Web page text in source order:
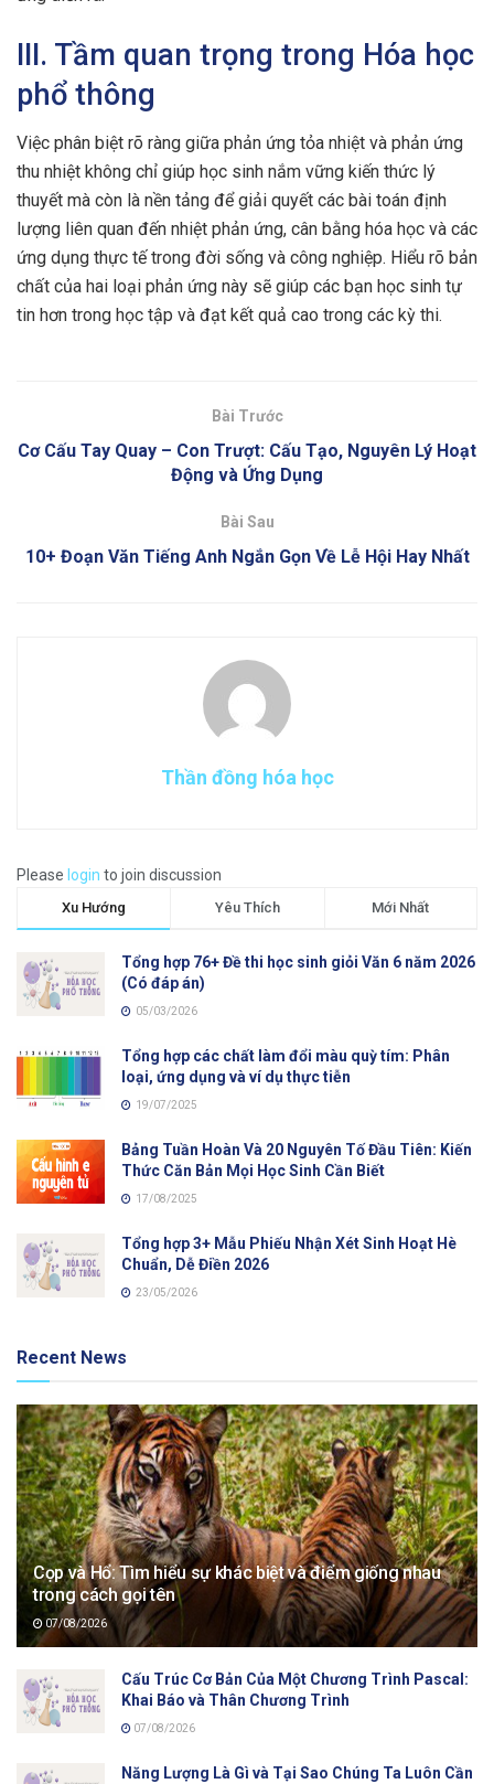
III. Tầm quan trọng trong Hóa học
phổ thông
Việc phân biệt rõ ràng giữa phản ứng tỏa nhiệt và phản ứng
thu nhiệt không chỉ giúp học sinh nắm vững kiến thức lý
thuyết mà còn là nền tảng để giải quyết các bài toán định
lượng liên quan đến nhiệt phản ứng, cân bằng hóa học và các
ứng dụng thực tế trong đời sống và công nghiệp. Hiểu rõ bản
chất của hai loại phản ứng này sẽ giúp các bạn học sinh tự
tin hơn trong học tập và đạt kết quả cao trong các kỳ thi.
Bài Trước
Cơ Cấu Tay Quay – Con Trượt: Cấu Tạo, Nguyên Lý Hoạt
Động và Ứng Dụng
Bài Sau
10+ Đoạn Văn Tiếng Anh Ngắn Gọn Về Lễ Hội Hay Nhất
Thần đồng hóa học
Please login to join discussion
Xu Hướng Yêu Thích Mới Nhất
Tổng hợp 76+ Đề thi học sinh giỏi Văn 6 năm 2026
(Có đáp án)
05/03/2026
Tổng hợp các chất làm đổi màu quỳ tím: Phân
loại, ứng dụng và ví dụ thực tiễn
19/07/2025
Bảng Tuần Hoàn Và 20 Nguyên Tố Đầu Tiên: Kiến
Thức Căn Bản Mọi Học Sinh Cần Biết
17/08/2025
Tổng hợp 3+ Mẫu Phiếu Nhận Xét Sinh Hoạt Hè
Chuẩn, Dễ Điền 2026
23/05/2026
Recent News
Cọp và Hổ: Tìm hiểu sự khác biệt và điểm giống nhau
trong cách gọi tên
07/08/2026
Cấu Trúc Cơ Bản Của Một Chương Trình Pascal:
Khai Báo và Thân Chương Trình
07/08/2026
Năng Lượng Là Gì và Tại Sao Chúng Ta Luôn Cần